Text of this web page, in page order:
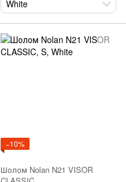
White
−10%
Шолом Nolan N21 VISOR